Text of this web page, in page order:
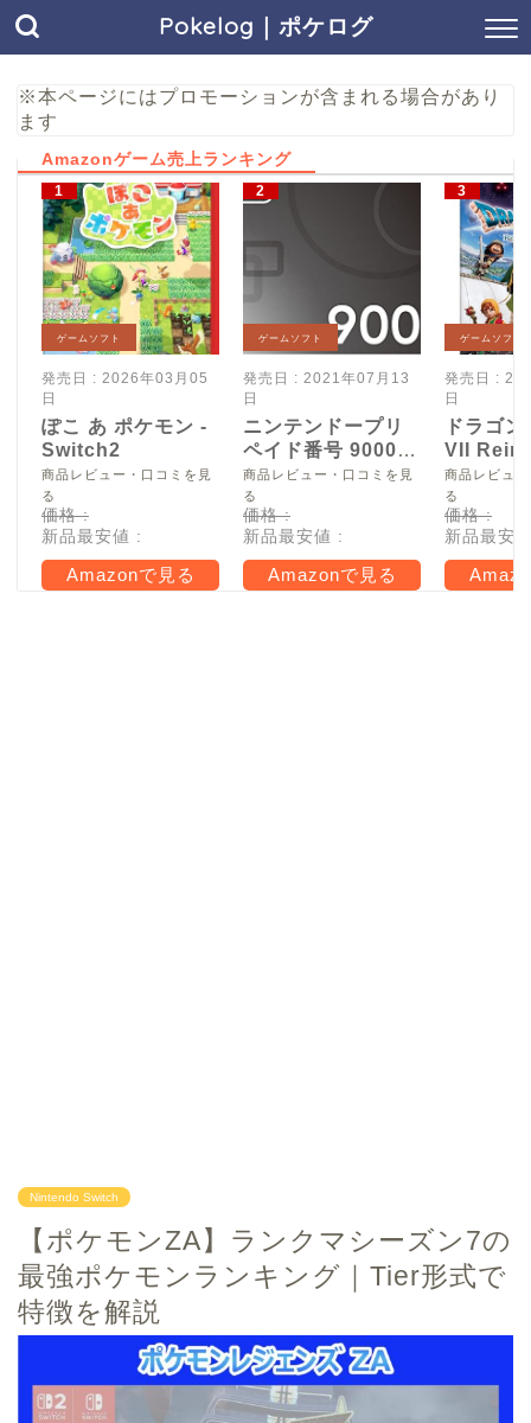
Pokelog｜ポケログ
※本ページにはプロモーションが含まれる場合があり
ます
Amazonゲーム売上ランキング
ゲームソフト
発売日 : 2026年03月05
日
ぽこ あ ポケモン -
Switch2
商品レビュー・口コミを見
る
価格 :
新品最安値 :
Amazonで見る
ゲームソフト
発売日 : 2021年07月13
日
ニンテンドープリ
ペイド番号 9000
円|オンラインコー
ド版
商品レビュー・口コミを見
る
価格 :
新品最安値 :
Amazonで見る
ゲームソフト
発売日 :
日
ドラゴ
VII
Switch2
商品レビュ
る
価格 :
新品最安
Nintendo Switch
【ポケモンZA】ランクマシーズン7の
最強ポケモンランキング｜Tier形式で
特徴を解説